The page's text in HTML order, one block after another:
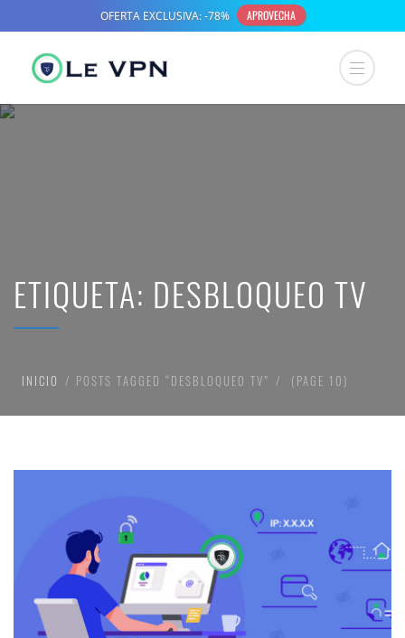
ETIQUETA: DESBLOQUEO TV
INICIO POSTS TAGGED “DESBLOQUEO TV” (PAGE 10)